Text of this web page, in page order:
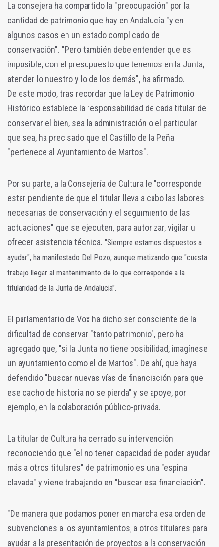
La consejera ha compartido la "preocupación" por la
cantidad de patrimonio que hay en Andalucía "y en
algunos casos en un estado complicado de
conservación". "Pero también debe entender que es
imposible, con el presupuesto que tenemos en la Junta,
atender lo nuestro y lo de los demás", ha afirmado.
De este modo, tras recordar que la Ley de Patrimonio
Histórico establece la responsabilidad de cada titular de
conservar el bien, sea la administración o el particular
que sea, ha precisado que el Castillo de la Peña
"pertenece al Ayuntamiento de Martos".
Por su parte, a la Consejería de Cultura le "corresponde
estar pendiente de que el titular lleva a cabo las labores
necesarias de conservación y el seguimiento de las
actuaciones" que se ejecuten, para autorizar, vigilar u
ofrecer asistencia técnica. "Siempre estamos dispuestos a
ayudar", ha manifestado Del Pozo, aunque matizando que "cuesta
trabajo llegar al mantenimiento de lo que corresponde a la
titularidad de la Junta de Andalucía".
El parlamentario de Vox ha dicho ser consciente de la
dificultad de conservar "tanto patrimonio", pero ha
agregado que, "si la Junta no tiene posibilidad, imagínese
un ayuntamiento como el de Martos". De ahí, que haya
defendido "buscar nuevas vías de financiación para que
ese cacho de historia no se pierda" y se apoye, por
ejemplo, en la colaboración público-privada.
La titular de Cultura ha cerrado su intervención
reconociendo que "el no tener capacidad de poder ayudar
más a otros titulares" de patrimonio es una "espina
clavada" y viene trabajando en "buscar esa financiación".
"De manera que podamos poner en marcha esa orden de
subvenciones a los ayuntamientos, a otros titulares para
ayudar a la presentación de proyectos a la conservación